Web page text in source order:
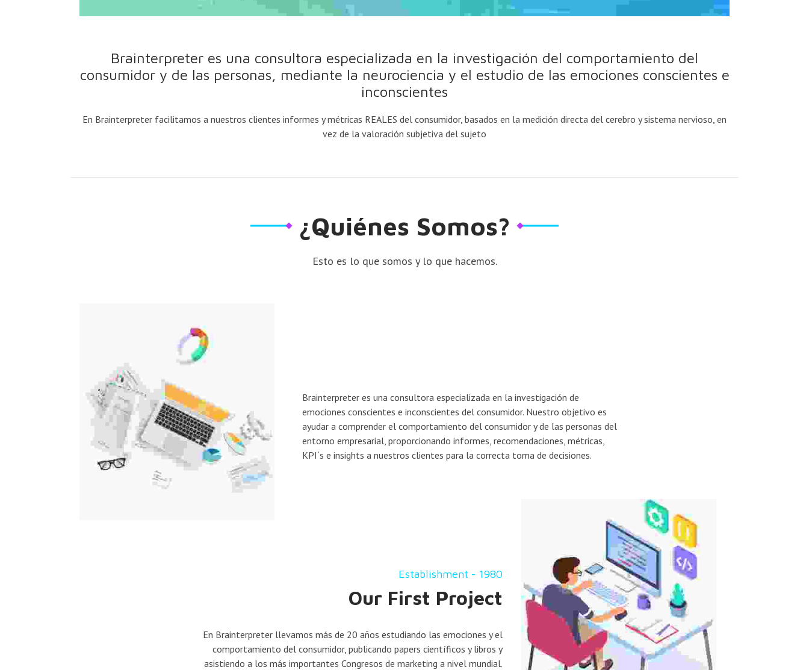
Brainterpreter es una consultora especializada en la investigación del comportamiento del
consumidor y de las personas, mediante la neurociencia y el estudio de las emociones conscientes e
inconscientes
En Brainterpreter facilitamos a nuestros clientes informes y métricas REALES del consumidor, basados en la medición directa del cerebro y sistema nervioso, en
vez de la valoración subjetiva del sujeto
¿Quiénes Somos?
Esto es lo que somos y lo que hacemos.
Brainterpreter es una consultora especializada en la investigación de
emociones conscientes e inconscientes del consumidor. Nuestro objetivo es
ayudar a comprender el comportamiento del consumidor y de las personas del
entorno empresarial, proporcionando informes, recomendaciones, métricas,
KPI´s e insights a nuestros clientes para la correcta toma de decisiones.
Establishment - 1980
Our First Project
En Brainterpreter llevamos más de 20 años estudiando las emociones y el
comportamiento del consumidor, publicando papers científicos y libros y
asistiendo a los más importantes Congresos de marketing a nivel mundial.